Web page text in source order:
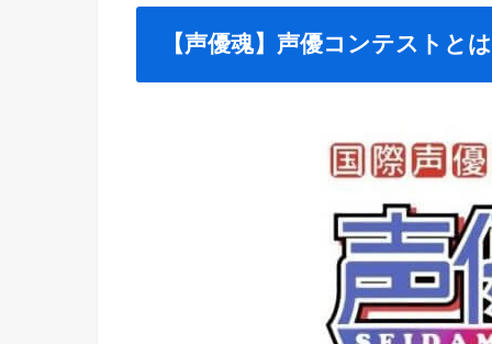
【声優魂】声優コンテストと